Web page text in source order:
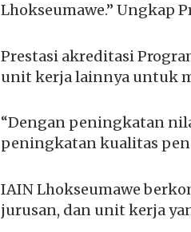
Lhokseumawe.” Ungkap
Prestasi akreditasi
unit kerja lainnya untuk
“Dengan peningkatan
peningkatan kualitas
IAIN Lhokseumawe
jurusan, dan unit kerja